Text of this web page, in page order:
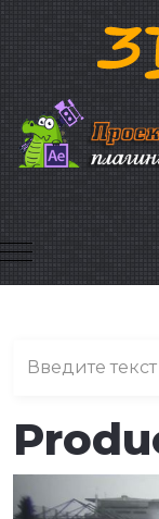
Mobile Menu